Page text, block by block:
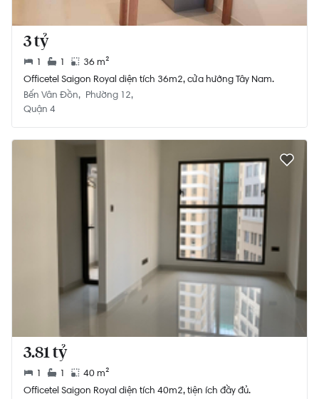
3 tỷ
1 1
36 m²
Officetel Saigon Royal diện tích 36m2, cửa hướng Tây Nam.
Bến Vân Đồn
Phường 12
Quận 4
3.81 tỷ
1 1
40 m²
Officetel Saigon Royal diện tích 40m2, tiện ích đầy đủ.